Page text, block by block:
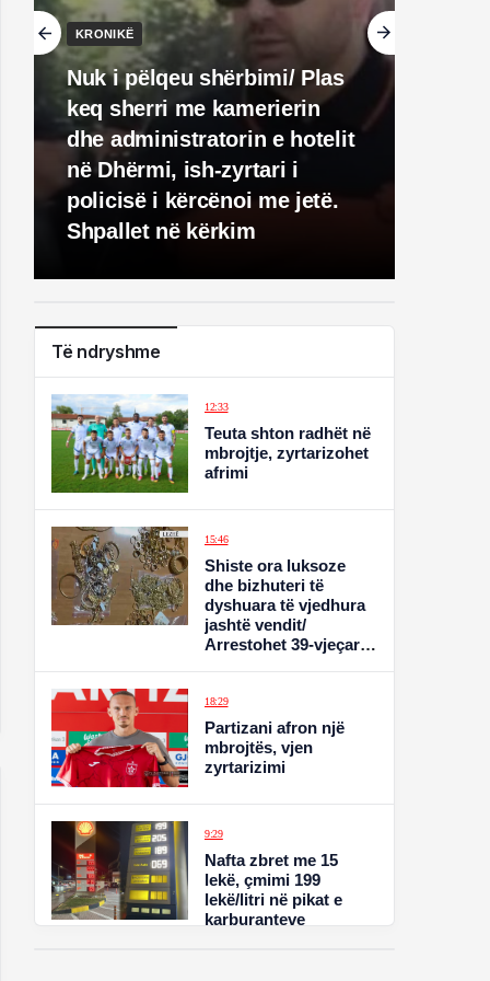
KRONIKË
Nuk i pëlqeu shërbimi/ Plas
keq sherri me kamerierin
dhe administratorin e hotelit
në Dhërmi, ish-zyrtari i
policisë i kërcënoi me jetë.
Shpallet në kërkim
Të ndryshme
12:33
Teuta shton radhët në
mbrojtje, zyrtarizohet
afrimi
15:46
Shiste ora luksoze
dhe bizhuteri të
dyshuara të vjedhura
jashtë vendit/
Arrestohet 39-vjeçari,
18:29
Partizani afron një
mbrojtës, vjen
zyrtarizimi
9:29
Nafta zbret me 15
lekë, çmimi 199
lekë/litri në pikat e
karburanteve